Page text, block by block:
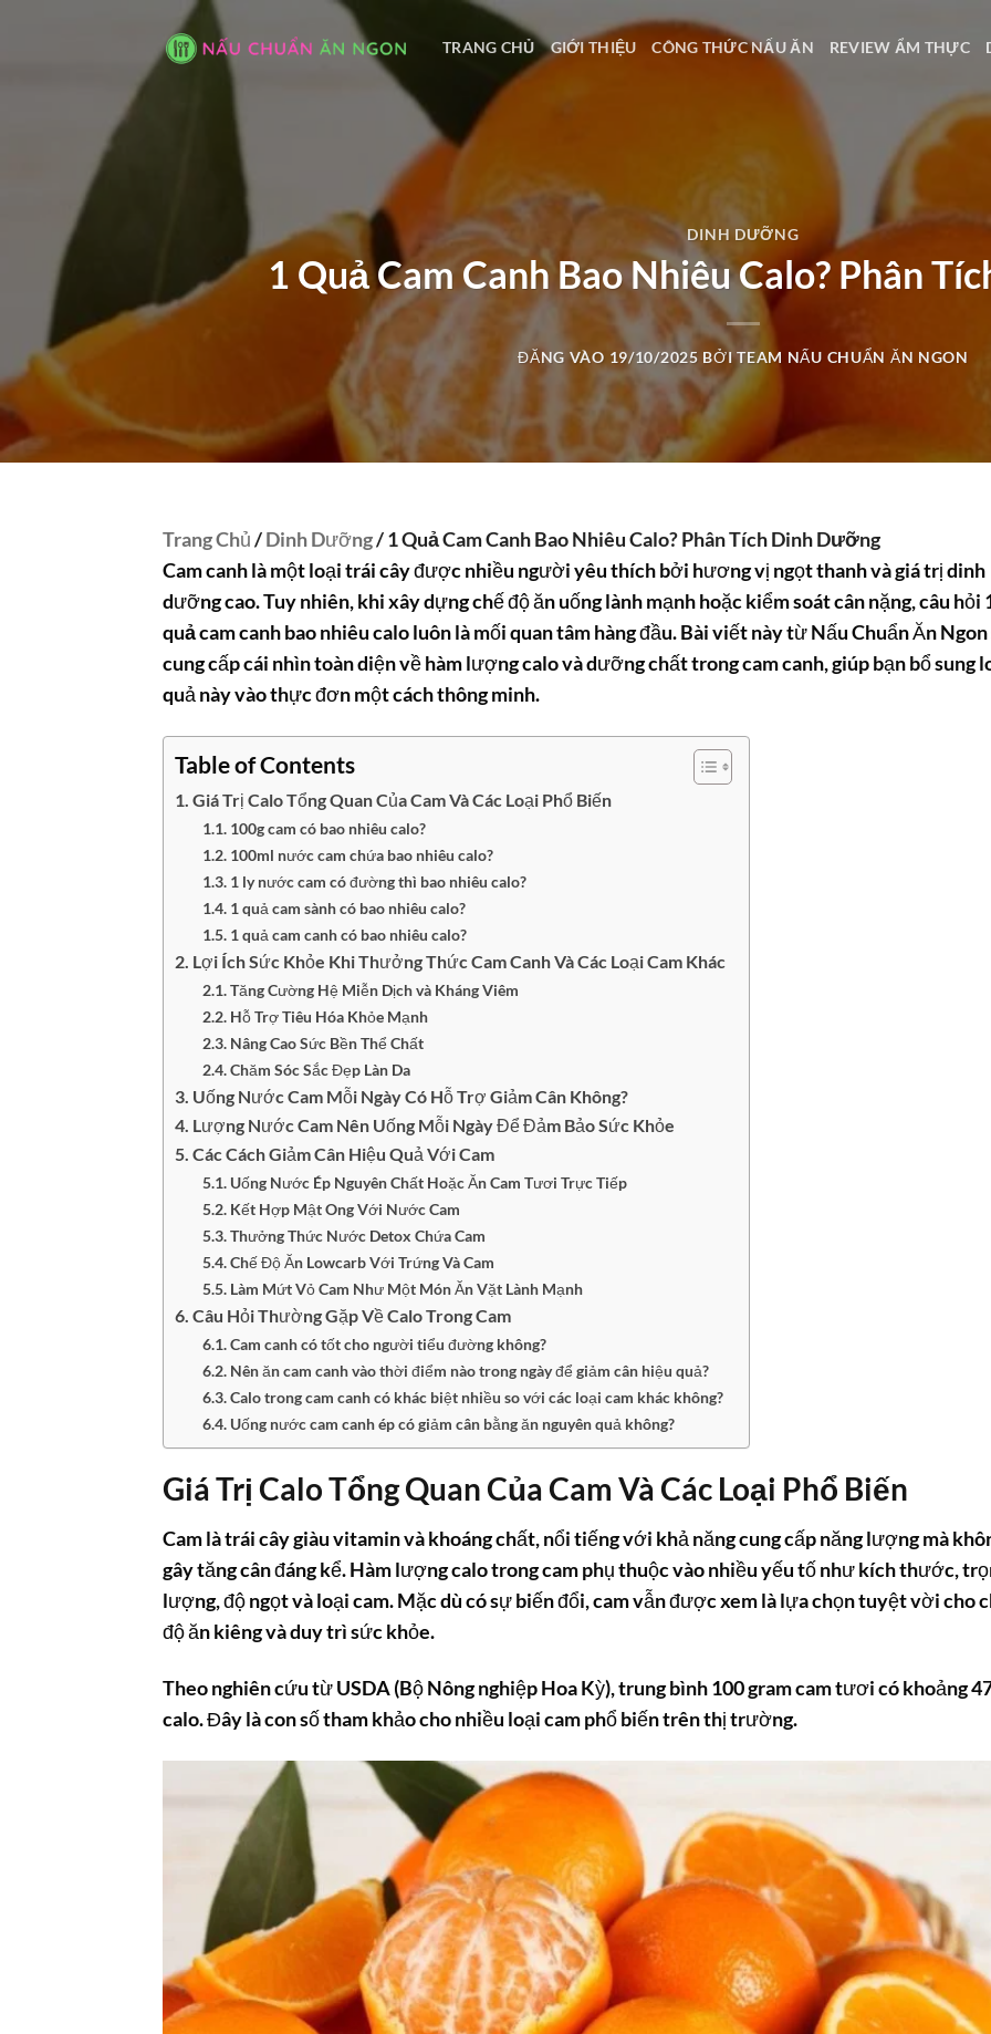
TRANG CHỦ GIỚI THIỆU CÔNG THỨC NẤU ĂN REVIEW ẨM THỰC
DINH DƯỠNG
1 Quả Cam Canh Bao Nhiêu Calo? Phân
ĐĂNG VÀO 19/10/2025 BỞITEAM NẤU CHUẨN ĂN NGON
Trang Chủ/Dinh Dưỡng/ 1 Quả Cam Canh Bao Nhiêu Calo? Phân Tích Dinh Dưỡng
Cam canh là một loại trái cây được nhiều người yêu thích bởi hương vị ngọt thanh và giá trị dinh
dưỡng cao. Tuy nhiên, khi xây dựng chế độ ăn uống lành mạnh hoặc kiểm soát cân nặng, câu hỏi
quả cam canh bao nhiêu caloluôn là mối quan tâm hàng đầu. Bài viết này từ Nấu Chuẩn Ăn Ngon
cung cấp cái nhìn toàn diện về hàm lượng calo và dưỡng chất trong cam canh, giúp bạn bổ sung
quả này vào thực đơn một cách thông minh.
Table of Contents
Giá Trị Calo Tổng Quan Của Cam Và Các Loại Phổ Biến
100g cam có bao nhiêu calo?
100ml nước cam chứa bao nhiêu calo?
1 ly nước cam có đường thì bao nhiêu calo?
1 quả cam sành có bao nhiêu calo?
1 quả cam canh có bao nhiêu calo?
Lợi Ích Sức Khỏe Khi Thưởng Thức Cam Canh Và Các Loại Cam Khác
Tăng Cường Hệ Miễn Dịch và Kháng Viêm
Hỗ Trợ Tiêu Hóa Khỏe Mạnh
Nâng Cao Sức Bền Thể Chất
Chăm Sóc Sắc Đẹp Làn Da
Uống Nước Cam Mỗi Ngày Có Hỗ Trợ Giảm Cân Không?
Lượng Nước Cam Nên Uống Mỗi Ngày Để Đảm Bảo Sức Khỏe
Các Cách Giảm Cân Hiệu Quả Với Cam
Uống Nước Ép Nguyên Chất Hoặc Ăn Cam Tươi Trực Tiếp
Kết Hợp Mật Ong Với Nước Cam
Thưởng Thức Nước Detox Chứa Cam
Chế Độ Ăn Lowcarb Với Trứng Và Cam
Làm Mứt Vỏ Cam Như Một Món Ăn Vặt Lành Mạnh
Câu Hỏi Thường Gặp Về Calo Trong Cam
Cam canh có tốt cho người tiểu đường không?
Nên ăn cam canh vào thời điểm nào trong ngày để giảm cân hiệu quả?
Calo trong cam canh có khác biệt nhiều so với các loại cam khác không?
Uống nước cam canh ép có giảm cân bằng ăn nguyên quả không?
Giá Trị Calo Tổng Quan Của Cam Và Các Loại Phổ Biến
Cam là trái cây giàu vitamin và khoáng chất, nổi tiếng với khả năng cung cấp năng lượng mà
gây tăng cân đáng kể. Hàm lượng calo trong cam phụ thuộc vào nhiều yếu tố như kích thước,
lượng, độ ngọt và loại cam. Mặc dù có sự biến đổi, cam vẫn được xem là lựa chọn tuyệt vời cho
độ ăn kiêng và duy trì sức khỏe.
Theo nghiên cứu từ USDA (Bộ Nông nghiệp Hoa Kỳ), trung bình 100 gram cam tươi có khoảng
calo. Đây là con số tham khảo cho nhiều loại cam phổ biến trên thị trường.